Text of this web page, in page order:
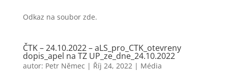
Odkaz na soubor zde.
ČTK – 24.10.2022 – aLS_pro_CTK_otevreny
dopis_apel na TZ UP_ze_dne_24.10.2022
autor: Petr Němec | Říj 24, 2022| Média